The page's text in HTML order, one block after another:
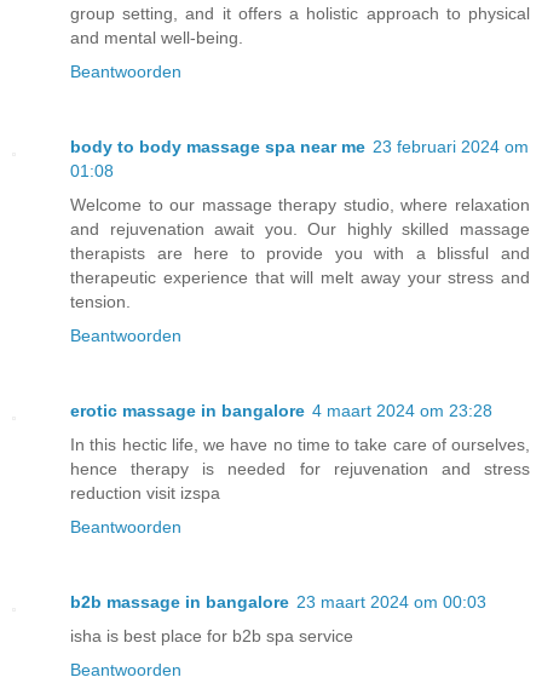
group setting, and it offers a holistic approach to physical
and mental well-being.
Beantwoorden
body to body massage spa near me 23 februari 2024 om
01:08
Welcome to our massage therapy studio, where relaxation
and rejuvenation await you. Our highly skilled massage
therapists are here to provide you with a blissful and
therapeutic experience that will melt away your stress and
tension.
Beantwoorden
erotic massage in bangalore 4 maart 2024 om 23:28
In this hectic life, we have no time to take care of ourselves,
hence therapy is needed for rejuvenation and stress
reduction visit izspa
Beantwoorden
b2b massage in bangalore 23 maart 2024 om 00:03
isha is best place for b2b spa service
Beantwoorden